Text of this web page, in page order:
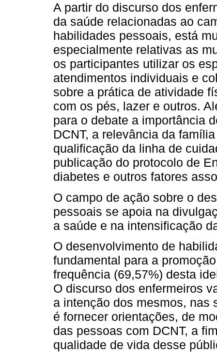
A partir do discurso dos
da saúde relacionadas ao
habilidades pessoais, está
especialmente relativas as
os participantes utilizar os
atendimentos individuais e
sobre a prática de atividade
com os pés, lazer e outros.
para o debate a importância
DCNT, a relevância da
qualificação da linha de
publicação do protocolo de
diabetes e outros fatores
O campo de ação sobre o
pessoais se apoia na
a saúde e na intensificação
O desenvolvimento de
fundamental para a
frequência (69,57%) desta
O discurso dos enfermeiros
a intenção dos mesmos, nas
é fornecer orientações, de
das pessoas com DCNT, a
qualidade de vida desse